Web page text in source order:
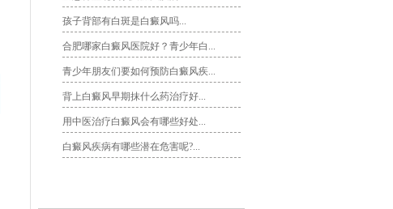
孩子背部有白斑是白癜风吗...
合肥哪家白癜风医院好？青少年白...
青少年朋友们要如何预防白癜风疾...
背上白癜风早期抹什么药治疗好...
用中医治疗白癜风会有哪些好处...
白癜风疾病有哪些潜在危害呢?...